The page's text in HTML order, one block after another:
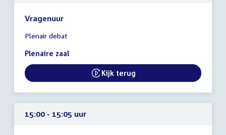
Vragenuur
vergadering
14:00
15:00
uur
Plenair debat
Plenaire zaal
External link:
Kijk terug
15:00 - 15:05 uur